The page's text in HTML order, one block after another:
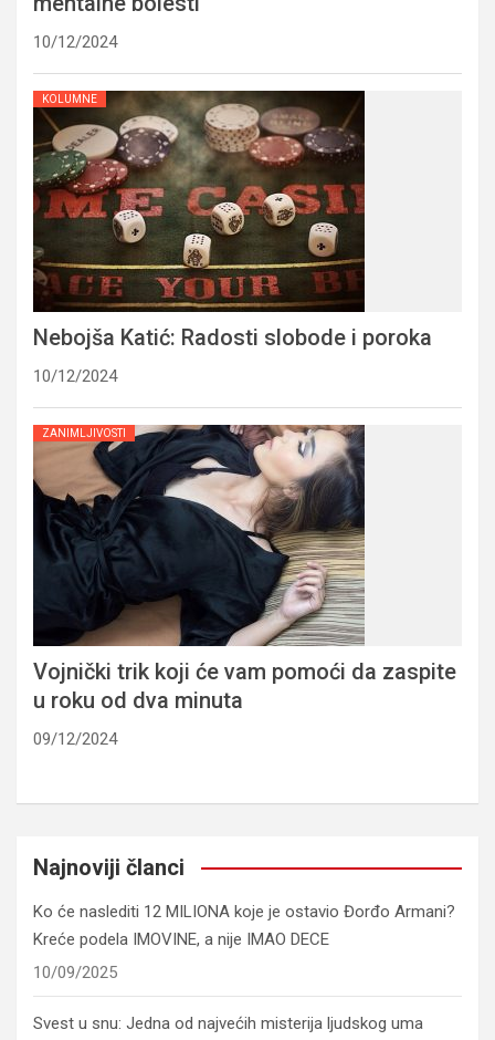
10/12/2024
KOLUMNE
Nebojša Katić: Radosti slobode i poroka
10/12/2024
ZANIMLJIVOSTI
Vojnički trik koji će vam pomoći da zaspite
u roku od dva minuta
09/12/2024
Najnoviji članci
Ko će naslediti 12 MILIONA koje je ostavio Đorđo Armani?
Kreće podela IMOVINE, a nije IMAO DECE
10/09/2025
Svest u snu: Jedna od najvećih misterija ljudskog uma